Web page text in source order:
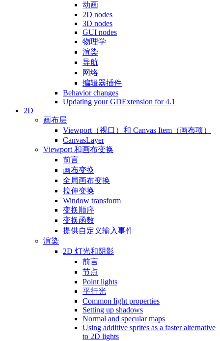
动画
2D nodes
3D nodes
GUI nodes
物理学
渲染
导航
网络
编辑器插件
Behavior changes
Updating your GDExtension for 4.1
2D
画布层
Viewport（视口）和 Canvas Item（画布项）
CanvasLayer
Viewport 和画布变换
前言
画布变换
全局画布变换
拉伸变换
Window transform
变换顺序
变换函数
提供自定义输入事件
渲染
2D 灯光和阴影
前言
节点
Point lights
平行光
Common light properties
Setting up shadows
Normal and specular maps
Using additive sprites as a faster alternative
to 2D lights